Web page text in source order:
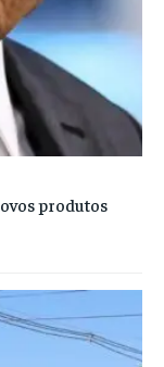
produtos